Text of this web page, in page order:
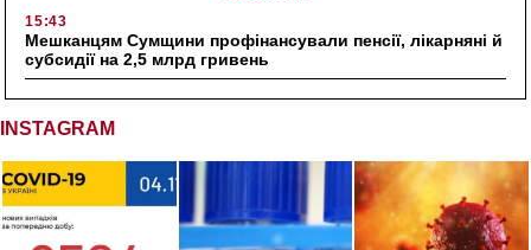
15:43
Мешканцям Сумщини профінансували пенсії, лікарняні й
субсидії на 2,5 млрд гривень
INSTAGRAM